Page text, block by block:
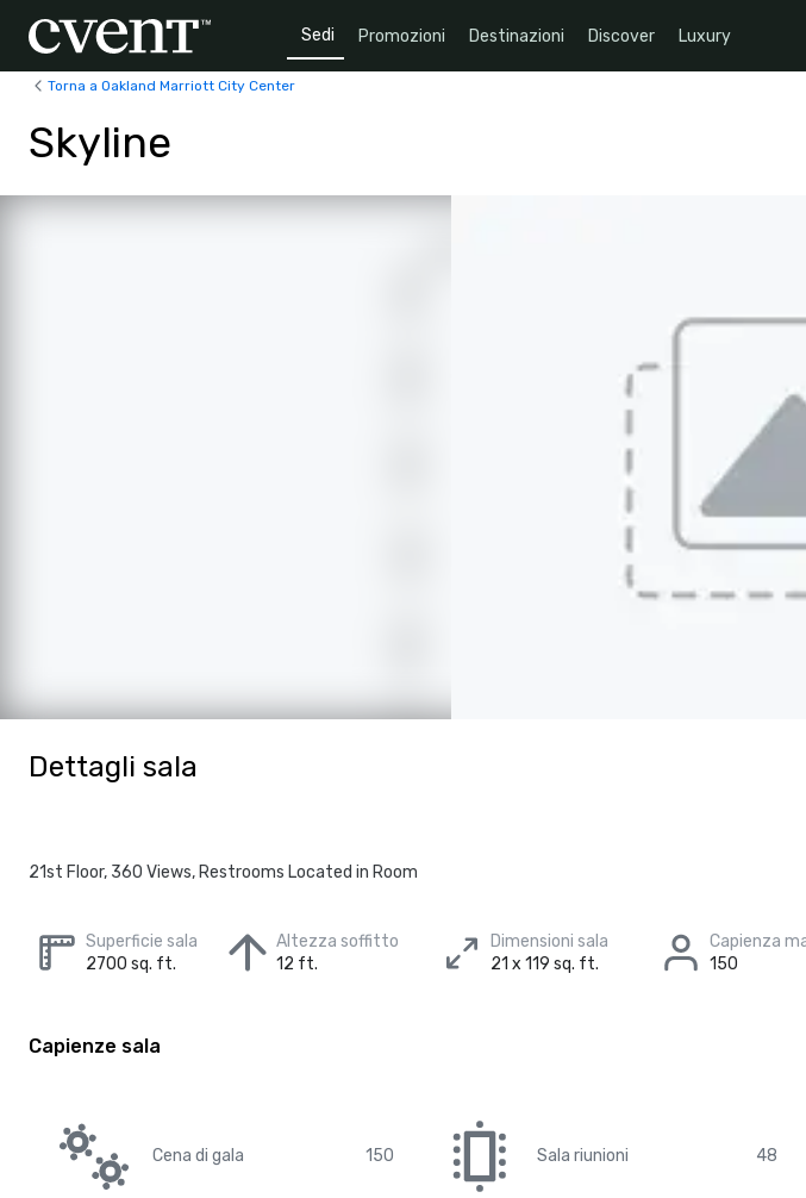
Sedi Promozioni Destinazioni Discover Luxury
Torna a Oakland Marriott City Center
Skyline
Dettagli sala
21st Floor, 360 Views, Restrooms Located in Room
Superficie sala
2700 sq. ft.
Altezza soffitto
12 ft.
Dimensioni sala
21 x 119 sq. ft.
Capienza
150
Capienze sala
Cena di gala 150 Sala riunioni 48